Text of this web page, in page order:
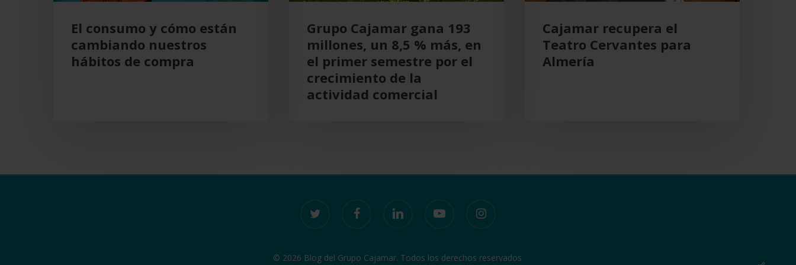
El consumo y cómo están
cambiando nuestros
hábitos de compra
primer
semestre
Grupo Cajamar gana 193
millones, un 8,5 % más, en
el primer semestre por el
crecimiento de la
actividad comercial
Cajamar recupera el
Teatro Cervantes para
Almería
© 2026 Blog del Grupo Cajamar. Todos los derechos reservados.